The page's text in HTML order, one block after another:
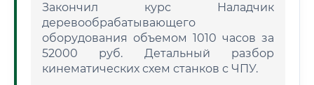
Закончил курс Наладчик
деревообрабатывающего
оборудования объемом 1010 часов за
52000 руб. Детальный разбор
кинематических схем станков с ЧПУ.